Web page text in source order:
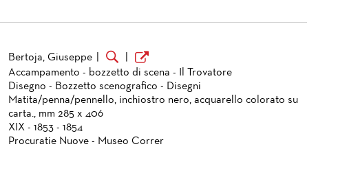
Bertoja, Giuseppe
Accampamento - bozzetto di scena - Il Trovatore
Disegno - Bozzetto scenografico - Disegni
Matita/penna/pennello, inchiostro nero, acquarello colorato su
carta., mm 285 x 406
XIX - 1853 - 1854
Procuratie Nuove - Museo Correr